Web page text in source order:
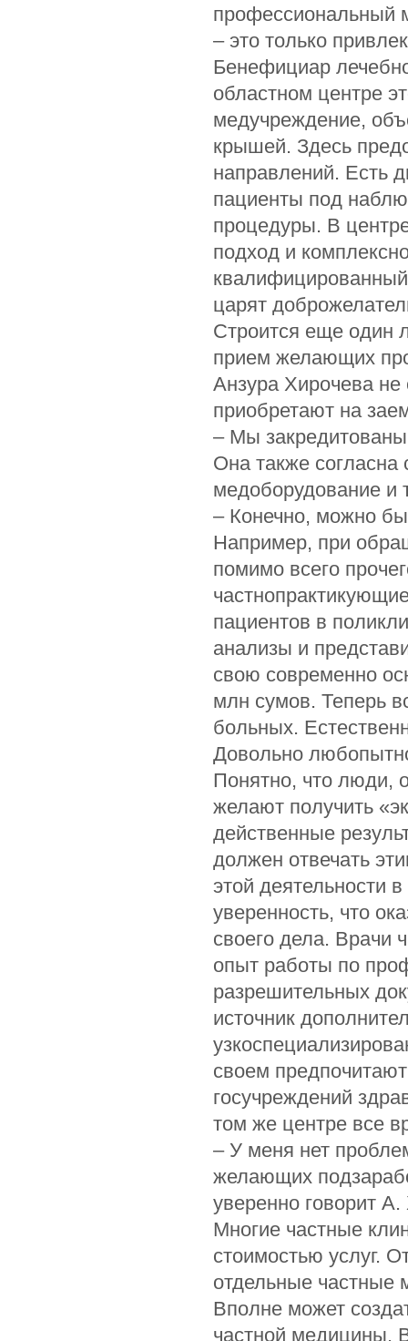
профессиональный
– это только
Бенефициар
областном центре
медучреждение,
крышей. Здесь
направлений. Есть
пациенты под
процедуры. В
подход и
царят
Строится еще один
прием желающих
Анзура Хирочева
приобретают на
– Мы закредитованы
Она также согласна
медоборудование и
– Конечно, можно
Например, при
помимо всего
пациентов в
анализы и
свою современно
млн сумов. Теперь
больных.
Довольно
Понятно, что люди,
желают получить
действенные
должен отвечать
этой деятельности
уверенность, что
своего дела. Врачи
опыт работы по
разрешительных
источник
своем
госучреждений
том же центре все
– У меня нет
желающих
уверенно говорит
Многие частные
стоимостью услуг.
отдельные частные
Вполне может
частной медицины.